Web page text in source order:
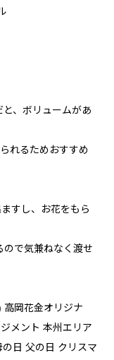
、ボリュームがあ
れるためおすすめ
すし、お花をもら
ので気兼ねなく渡せ
岡花金オリジナ
メント 本州エリア
日 父の日 クリスマ